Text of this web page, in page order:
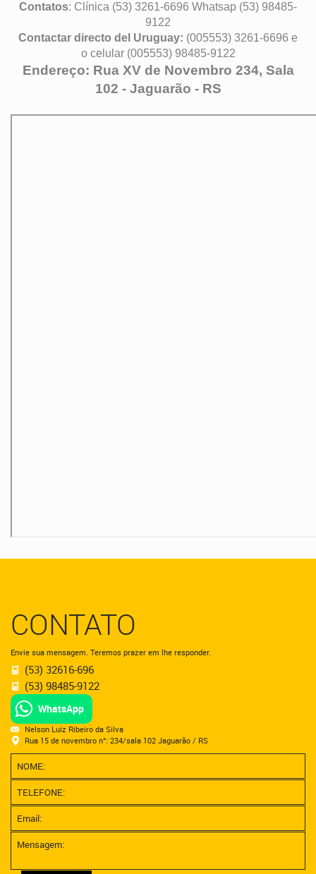
Contatos: Clínica (53) 3261-6696 Whatsap (53) 98485-
9122
Contactar directo del Uruguay: (005553) 3261-6696 e
o celular (005553) 98485-9122
Endereço: Rua XV de Novembro 234, Sala
102 - Jaguarão - RS
CONTATO
Envie sua mensagem. Teremos prazer em lhe responder.
(53) 32616-696
(53) 98485-9122
WhatsApp
Nelson Luiz Ribeiro da Silva
Rua 15 de novembro n°: 234/sala 102 Jaguarão / RS